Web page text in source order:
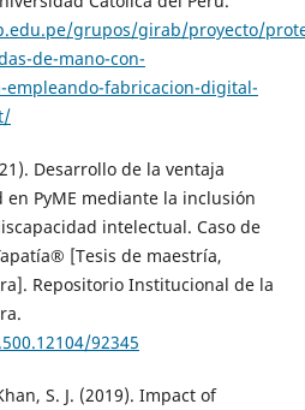
grupos/girab/proyecto/
de-mano-con-
fabricacion-digital-
Desarrollo de la ventaja
PyME mediante la inclusión
intelectual. Caso de
[Tesis de maestría,
Repositorio Institucional de la
92345
S. J. (2019). Impact of